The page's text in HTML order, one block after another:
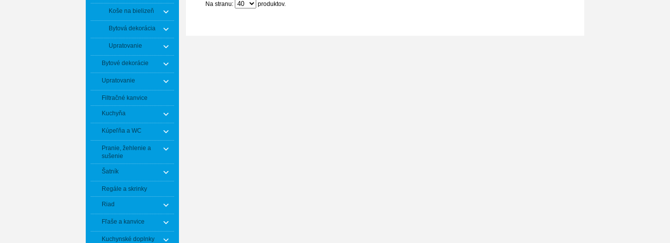
Koše na bielizeň
Bytová dekorácia
Upratovanie
Bytové dekorácie
Upratovanie
Filtračné kanvice
Kuchyňa
Kúpeľňa a WC
Pranie, žehlenie a
sušenie
Šatník
Regále a skrinky
Riad
Fľaše a kanvice
Kuchynské doplnky
Na stranu: produktov.